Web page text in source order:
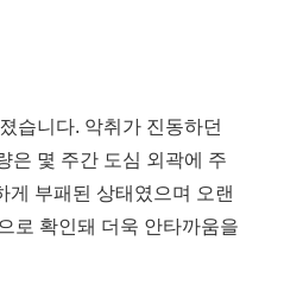
습니다. 악취가 진동하던
은 몇 주간 도심 외곽에 주
게 부패된 상태였으며 오랜
로 확인돼 더욱 안타까움을